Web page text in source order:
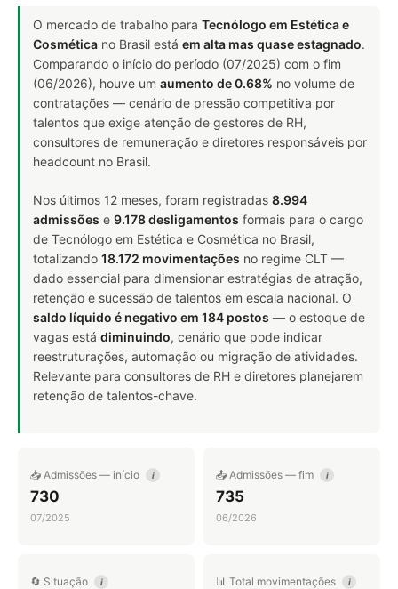
O mercado de trabalho para Tecnólogo em Estética e
Cosmética no Brasil está em alta mas quase estagnado.
Comparando o início do período (07/2025) com o fim
(06/2026), houve um aumento de 0.68% no volume de
contratações — cenário de pressão competitiva por
talentos que exige atenção de gestores de RH,
consultores de remuneração e diretores responsáveis por
headcount no Brasil.
Nos últimos 12 meses, foram registradas 8.994
admissões e 9.178 desligamentos formais para o cargo
de Tecnólogo em Estética e Cosmética no Brasil,
totalizando 18.172 movimentações no regime CLT —
dado essencial para dimensionar estratégias de atração,
retenção e sucessão de talentos em escala nacional. O
saldo líquido é negativo em 184 postos — o estoque de
vagas está diminuindo, cenário que pode indicar
reestruturações, automação ou migração de atividades.
Relevante para consultores de RH e diretores planejarem
retenção de talentos-chave.
📥 Admissões — início i
730
07/2025
📤 Admissões — fim i
735
06/2026
🔄 Situação i 📊 Total movimentações i